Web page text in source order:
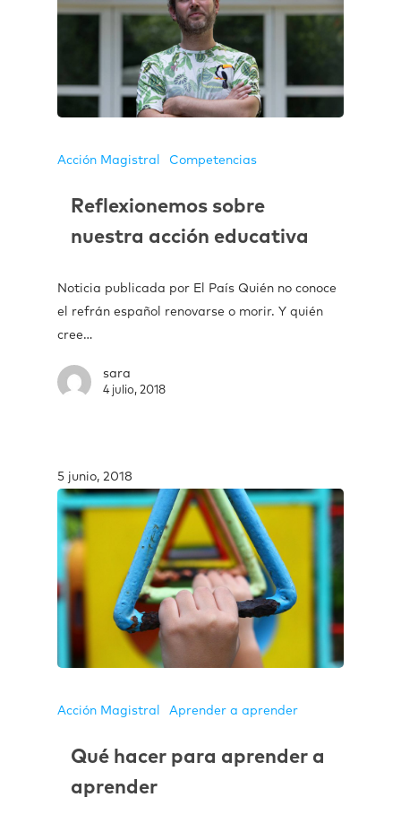
Acción Magistral Competencias
Reflexionemos sobre
nuestra acción educativa
Noticia publicada por El País Quién no conoce
el refrán español renovarse o morir. Y quién
cree…
sara
4 julio, 2018
5 junio, 2018
Acción Magistral Aprender a aprender
Qué hacer para aprender a
aprender